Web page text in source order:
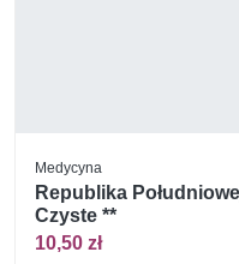
Medycyna
Republika
Czyste **
10,50 zł